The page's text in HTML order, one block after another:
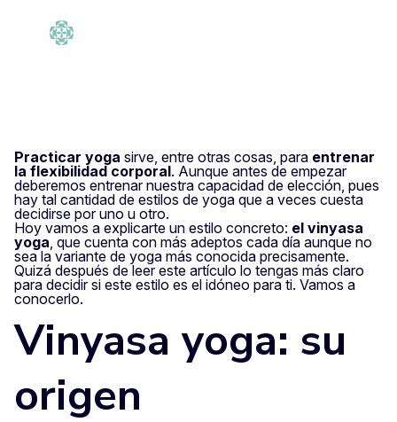
timp
Practicar yoga sirve, entre otras cosas, para entrenar
la flexibilidad corporal. Aunque antes de empezar
deberemos entrenar nuestra capacidad de elección, pues
hay tal cantidad de estilos de yoga que a veces cuesta
decidirse por uno u otro.
Hoy vamos a explicarte un estilo concreto: el vinyasa
yoga, que cuenta con más adeptos cada día aunque no
sea la variante de yoga más conocida precisamente.
Quizá después de leer este artículo lo tengas más claro
para decidir si este estilo es el idóneo para ti. Vamos a
conocerlo.
Vinyasa yoga: su
origen